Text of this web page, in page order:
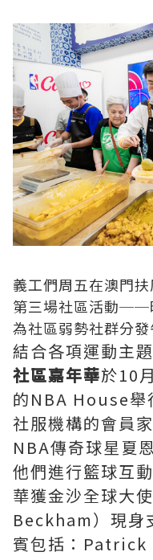
義工們周五在澳門
第三場社區活動──
為社區弱勢社群分發
結合各項運動主
社區嘉年華於10
的NBA House舉
社服機構的會員
NBA傳奇球星夏
他們進行籃球互
華獲金沙全球大
Beckham）現身
賓包括：Patrick